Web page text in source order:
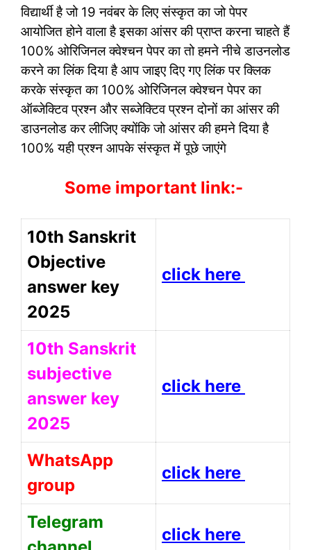
विद्यार्थी है जो 19 नवंबर के लिए संस्कृत का जो पेपर
आयोजित होने वाला है इसका आंसर की प्राप्त करना चाहते हैं
100% ओरिजिनल क्वेश्चन पेपर का तो हमने नीचे डाउनलोड
करने का लिंक दिया है आप जाइए दिए गए लिंक पर क्लिक
करके संस्कृत का 100% ओरिजिनल क्वेश्चन पेपर का
ऑब्जेक्टिव प्रश्न और सब्जेक्टिव प्रश्न दोनों का आंसर की
डाउनलोड कर लीजिए क्योंकि जो आंसर की हमने दिया है
100% यही प्रश्न आपके संस्कृत में पूछे जाएंगे
Some important link:-
10th Sanskrit
Objective
answer key
2025
click here
10th Sanskrit
subjective
answer key
2025
click here
WhatsApp
group
click here
Telegram
click here